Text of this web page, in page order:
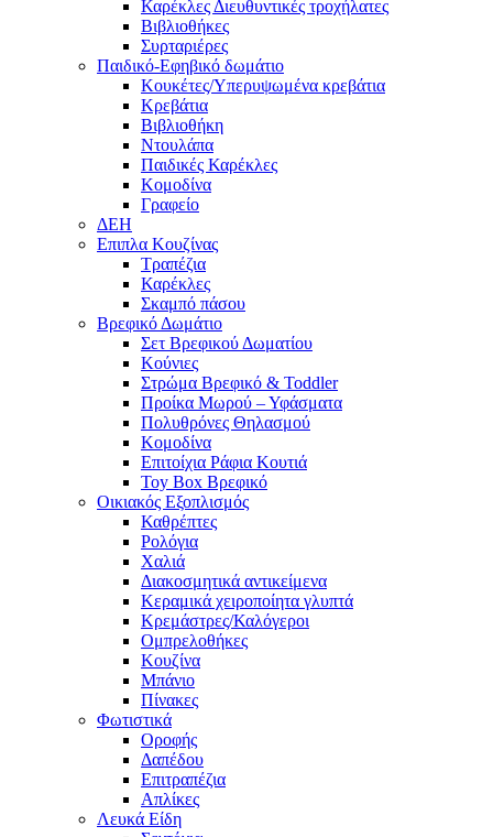
Καρέκλες Διευθυντικές τροχήλατες
Βιβλιοθήκες
Συρταριέρες
Παιδικό-Εφηβικό δωμάτιο
Κουκέτες/Υπερυψωμένα κρεβάτια
Κρεβάτια
Βιβλιοθήκη
Ντουλάπα
Παιδικές Καρέκλες
Κομοδίνα
Γραφείο
ΔΕΗ
Επιπλα Κουζίνας
Τραπέζια
Καρέκλες
Σκαμπό πάσου
Βρεφικό Δωμάτιο
Σετ Βρεφικού Δωματίου
Κούνιες
Στρώμα Βρεφικό & Toddler
Προίκα Μωρού – Υφάσματα
Πολυθρόνες Θηλασμού
Κομοδίνα
Επιτοίχια Ράφια Κουτιά
Toy Box Βρεφικό
Οικιακός Εξοπλισμός
Καθρέπτες
Ρολόγια
Χαλιά
Διακοσμητικά αντικείμενα
Κεραμικά χειροποίητα γλυπτά
Κρεμάστρες/Καλόγεροι
Ομπρελοθήκες
Κουζίνα
Μπάνιο
Πίνακες
Φωτιστικά
Οροφής
Δαπέδου
Επιτραπέζια
Απλίκες
Λευκά Είδη